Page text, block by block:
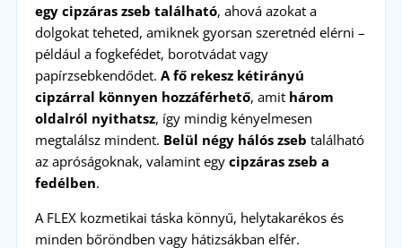
egy cipzáras zseb található, ahová azokat a
dolgokat teheted, amiknek gyorsan szeretnéd elérni –
például a fogkefédet, borotvádat vagy
papírzsebkendődet. A fő rekesz kétirányú
cipzárral könnyen hozzáférhető, amit három
oldalról nyithatsz, így mindig kényelmesen
megtalálsz mindent. Belül négy hálós zseb található
az apróságoknak, valamint egy cipzáras zseb a
fedélben.
A FLEX kozmetikai táska könnyű, helytakarékos és
minden bőröndben vagy hátizsákban elfér.